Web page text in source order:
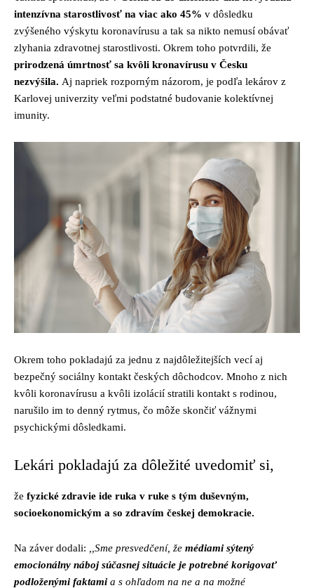
intenzívna starostlivosť na viac ako 45% v dôsledku
zvýšeného výskytu koronavírusu a tak sa nikto nemusí obávať
zlyhania zdravotnej starostlivosti. Okrem toho potvrdili, že
prirodzená úmrtnosť sa kvôli kronavírusu v Česku
nezvýšila. Aj napriek rozporným názorom, je podľa lekárov z
Karlovej univerzity veľmi podstatné budovanie kolektívnej
imunity.
Okrem toho pokladajú za jednu z najdôležitejších vecí aj
bezpečný sociálny kontakt českých dôchodcov. Mnoho z nich
kvôli koronavírusu a kvôli izolácií stratili kontakt s rodinou,
narušilo im to denný rytmus, čo môže skončiť vážnymi
psychickými dôsledkami.
Lekári pokladajú za dôležité uvedomiť si,
že fyzické zdravie ide ruka v ruke s tým duševným,
socioekonomickým a so zdravím českej demokracie.
Na záver dodali: ,,Sme presvedčení, že médiami sýtený
emocionálny náboj súčasnej situácie je potrebné korigovať
podloženými faktami a s ohľadom na ne a na možné